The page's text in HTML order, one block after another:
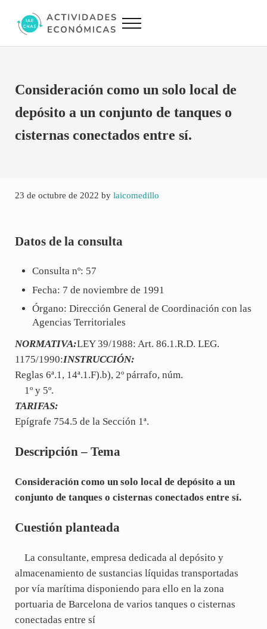
Actividades Económicas IAE CNAE
Menu
Consideración como un solo local de
depósito a un conjunto de tanques o
cisternas conectados entre sí.
23 de octubre de 2022 by laicomedillo
Datos de la consulta
Consulta nº: 57
Fecha: 7 de noviembre de 1991
Órgano: Dirección General de Coordinación con las
Agencias Territoriales
NORMATIVA:LEY 39/1988: Art. 86.1.R.D. LEG.
1175/1990:INSTRUCCIÓN:
Reglas 6ª.1, 14ª.1.F).b), 2º párrafo, núm.
1º y 5º.
TARIFAS:
Epígrafe 754.5 de la Sección 1ª.
Descripción – Tema
Consideración como un solo local de depósito a un
conjunto de tanques o cisternas conectados entre sí.
Cuestión planteada
La consultante, empresa dedicada al depósito y
almacenamiento de sustancias líquidas transportadas
por vía marítima disponiendo para ello en la zona
portuaria de Barcelona de varios tanques o cisternas
conectadas entre sí